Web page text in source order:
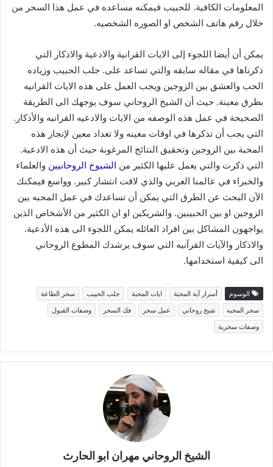
المعلومات الكافية. للحبيب فيمكنه مساعده في عمل هذا السحر من
خلال رقم هاتف الشخص او الصوره الشخصيه.
يمكن أن أيضا اللجوء إلى الايات القرانية والادعية والاذكار التي
ذكرناها في مقاله سابقه والتي تساعد على. جلب الحبيب وزياده
الحب والعشق بين الزوجين ويجب العمل على هذه الايات القرانيه
بطرق معينة. حيث أن الشيخ الروحاني سوف يوجهك الى الطريقة
الصحيحة في عمل هذه الوصفه من الايات والادعيه القرانيه والأذكار.
التي يجب أن تذكرها في اوقات معينه ولا تعداد معين لإنجاز هذه
المحبة بين الزوجين وتحقيق النتائج المرغوبة حيث أن هذه الادعية.
التي ذكرت والتي يعمل عليها الكثير من الشيوخ الروحانيين والعلماء
والخبراء في عالمنا العربي والذي لاقت انتشار كبير. وواسع فيمكنك
الآن البحث عن الطرق التي يمكن أن تساعدك في عمل المحبه بين
الزوجين او بين الحبيبين. والشريكين او ان الكثير من الأشخاص الذين
يواجهون المشاكل بين افراد العائله يمكن اللجوء الى هذه الأدعية.
والاذكار والآيات القرآنيه التي سوف يرشدك المطوع الروحاني
الى كيفية استخدامها.
الوسوم أسرار آية المحبة ايات المحبة جلب الحبيب
سحر الطاعة
سحر المحبه
شيخ روحاني عمل سحر فك السحر
وصفات القبول
وصفات سحرية
الشيخ الروحاني مهران ابو الحارث